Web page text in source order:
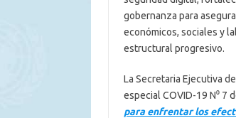
gobernanza para
económicos, sociales y
estructural progresivo.
La Secretaria Ejecutiva
especial COVID-19 N⁰ 7
para enfrentar los